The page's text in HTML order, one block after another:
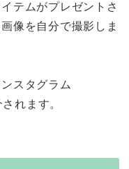
テムがプレゼントさ
像を自分で撮影しま
スタグラム
れます。